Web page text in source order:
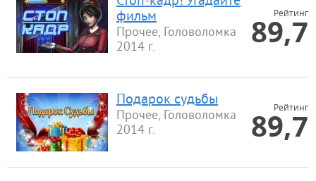
фильм
Прочее, Головоломка
2014 г.
Рейтинг
89,7
Подарок судьбы
Прочее, Головоломка
2014 г.
Рейтинг
89,7